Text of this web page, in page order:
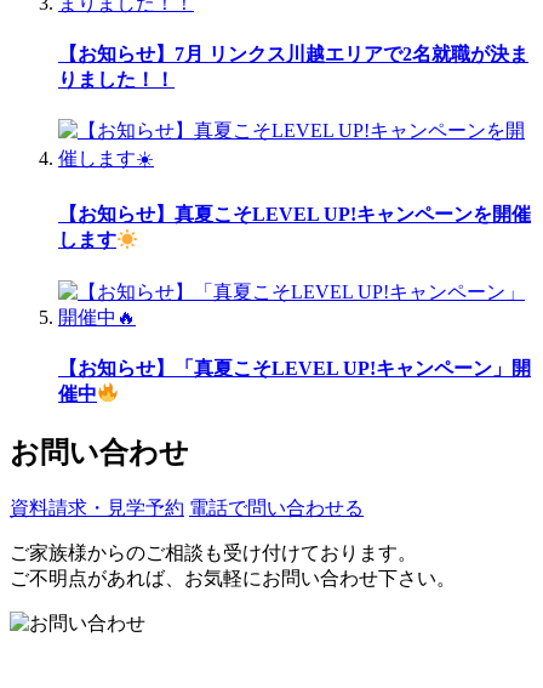
【お知らせ】7月 リンクス川越エリアで2名就職が決ま
りました！！
【お知らせ】真夏こそLEVEL UP!キャンペーンを開催
します
【お知らせ】「真夏こそLEVEL UP!キャンペーン」開
催中
お問い合わせ
資料請求・見学予約 電話で問い合わせる
ご家族様からのご相談も受け付けております。
ご不明点があれば、お気軽にお問い合わせ下さい。